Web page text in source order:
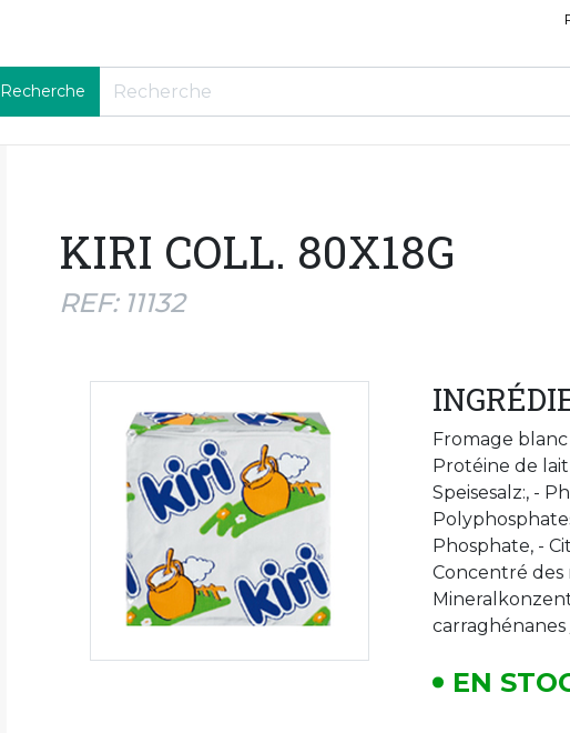
Recherche
KIRI COLL. 80X18G
REF: 11132
Fromage blanc
Protéine de
Speisesalz:, -
Phosphate, -
Concentré
carraghénanes
EN